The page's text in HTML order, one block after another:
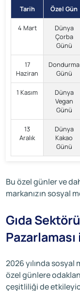
Tarih Özel Gün
4 Mart
Dünya
Çorba
Günü
17
Haziran
Dondurma
Günü
1 Kasım
Dünya
Vegan
Günü
13
Aralık
Dünya
Kakao
Günü
Bu özel günler ve
markanızın sosyal
Gıda
2026 yılında sosyal
özel günlere
çeşitliliği de